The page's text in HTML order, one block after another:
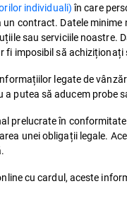
individuali) în care
contract. Datele
sau serviciile noastre.
fi imposibil să achiziționați
legate de
a putea să aducem probe
prelucrate în
unei obligații legale.
cu cardul, aceste